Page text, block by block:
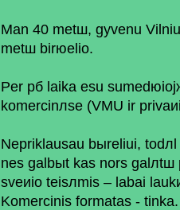
Man 40 metш, gyvenu
metш birюelio.
Per рб laikа esu
komercinлse (VMU ir
Nepriklausau bыreliui,
nes galbыt kas nors
sveиio teisлmis – labai
Komercinis formatas -